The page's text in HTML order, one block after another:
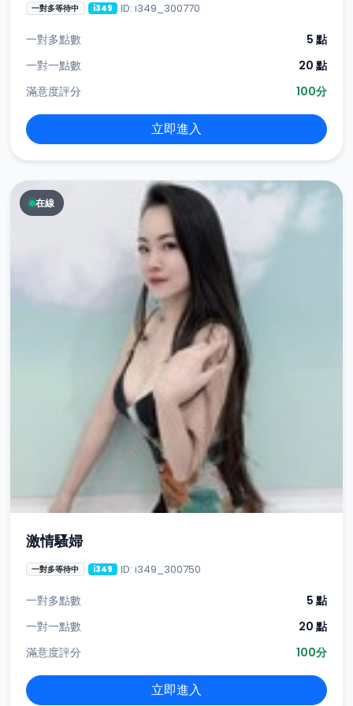
一對多等待中 i349 ID: i349_300770
一對多點數
5 點
一對一點數
20 點
滿意度評分
100分
立即進入
在線
激情騷婦
一對多等待中 i349 ID: i349_300750
一對多點數
5 點
一對一點數
20 點
滿意度評分
100分
立即進入